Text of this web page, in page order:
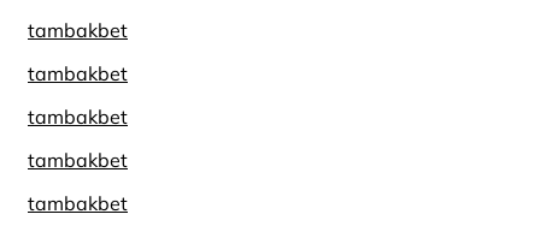
tambakbet
tambakbet
tambakbet
tambakbet
tambakbet